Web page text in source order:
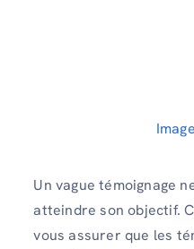
Un vague témoignage
atteindre son objectif.
vous assurer que les